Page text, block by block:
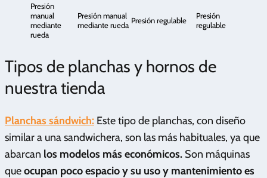
Presión
manual
mediante
rueda
Presión manual
mediante rueda Presión regulable
Presión
regulable
Tipos de planchas y hornos de
nuestra tienda
Planchas sándwich: Este tipo de planchas, con diseño
similar a una sandwichera, son las más habituales, ya que
abarcan los modelos más económicos. Son máquinas
queocupan poco espacio y su uso y mantenimiento es